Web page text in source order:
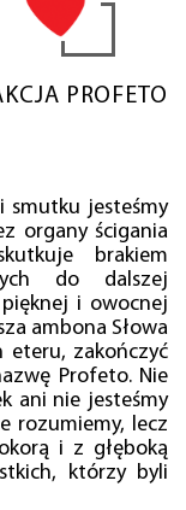
PROFETO
smutku jesteśmy
organy ścigania
brakiem
do dalszej
i owocnej
ambona Słowa
eteru, zakończyć
Profeto. Nie
ani nie jesteśmy
rozumiemy, lecz
i z głęboką
którzy byli